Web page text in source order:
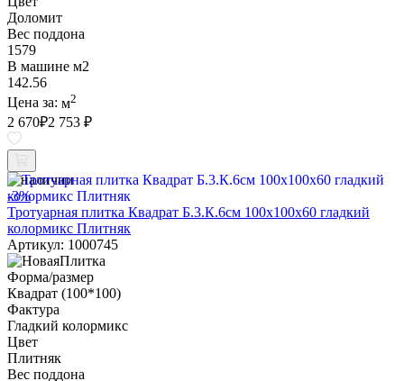
Доломит
Вес поддона
1579
В машине м2
142.56
Цена за: м2
2 670₽2 753 ₽
В наличии
-3%
Тротуарная плитка Квадрат Б.3.К.6см 100х100х60 гладкий
колормикс Плитняк
Артикул: 1000745
Форма/размер
Квадрат (100*100)
Фактура
Гладкий колормикс
Цвет
Плитняк
Вес поддона